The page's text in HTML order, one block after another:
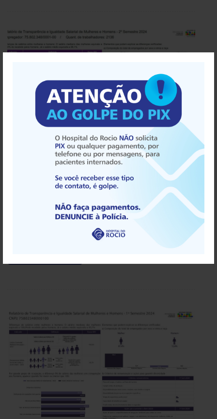
RELATÓRIO DE TRANSPARÊNCIA E IGUALDADE SALARIAL
DE MULHERES E HOMENS – 2º SEMESTRE 2024
Importante ressaltar que esse relatório foi elaborado pelo
Governo, com base em dados extraídos automaticamente de
seus sistemas. Todavia, nesta edição, o ...